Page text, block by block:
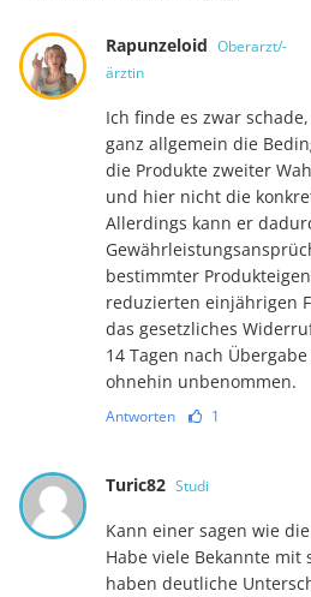
Rapunzeloid Oberarzt/-
ärztin
Ich finde es zwar
ganz allgemein die
die Produkte zweiter
und hier nicht die
Allerdings kann er
bestimmter
reduzierten einjährigen
das gesetzliches
14 Tagen nach
ohnehin unbenommen.
Antworten 1
Turic82 Studi
Kann einer sagen wie
Habe viele Bekannte
haben deutliche